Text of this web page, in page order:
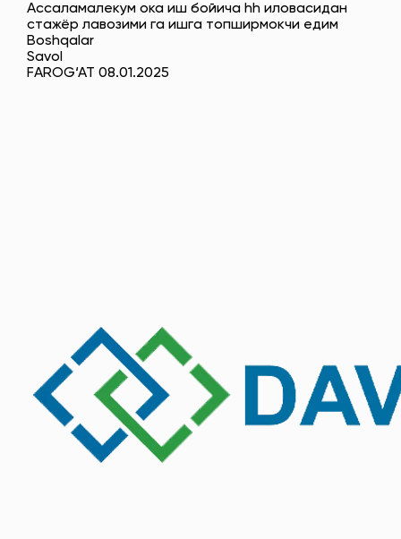
Ассаламалекум ока иш бойича hh иловасидан
стажёр лавозими га ишга топширмокчи едим
Boshqalar
Savol
FAROG‘AT 08.01.2025